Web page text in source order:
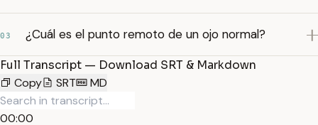
03 ¿Cuál es el punto remoto de un ojo normal?
Full Transcript — Download SRT & Markdown
Copy
SRT MD
00:00